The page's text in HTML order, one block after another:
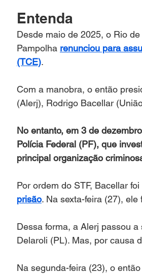
Entenda
Desde maio de 2025, o Rio
Pampolha renunciou para
(TCE).
Com a manobra, o então
(Alerj), Rodrigo Bacellar
No entanto, em 3 de
Polícia Federal (PF), que
principal organização
Por ordem do STF, Bacellar
prisão. Na sexta-feira (27), ele
Dessa forma, a Alerj passou
Delaroli (PL). Mas, por causa
Na segunda-feira (23), o